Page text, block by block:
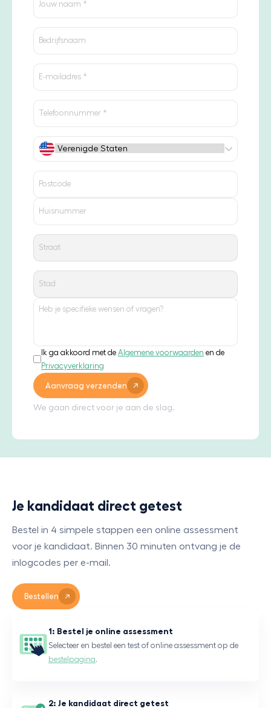
Ik ga akkoord met de Algemene voorwaarden en de
Privacyverklaring
Aanvraag verzenden
We gaan direct voor je aan de slag.
Je kandidaat direct getest
Bestel in 4 simpele stappen een online assessment
voor je kandidaat. Binnen 30 minuten ontvang je de
inlogcodes per e-mail.
Bestellen
1: Bestel je online assessment
Selecteer en bestel een test of online assessment op de
bestelpagina.
2: Je kandidaat direct getest